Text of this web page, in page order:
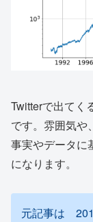
Twitterで出てく
です。雰囲気や
事実やデータに
になります。
元記事は